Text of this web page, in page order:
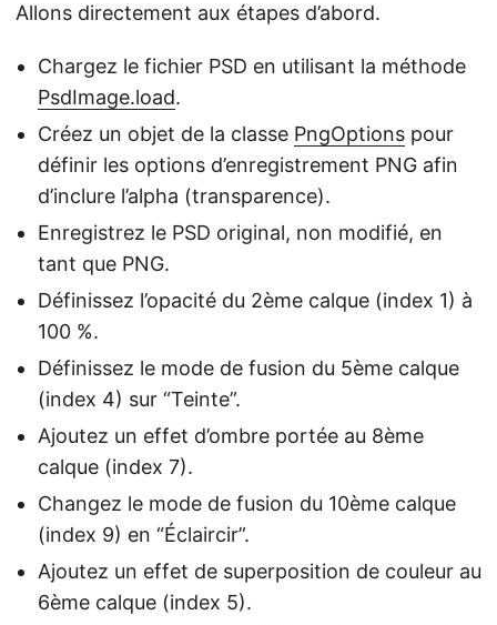
Allons directement aux étapes d’abord.
Chargez le fichier PSD en utilisant la méthode
PsdImage.load.
Créez un objet de la classe PngOptions pour
définir les options d’enregistrement PNG afin
d’inclure l’alpha (transparence).
Enregistrez le PSD original, non modifié, en
tant que PNG.
Définissez l’opacité du 2ème calque (index 1) à
100 %.
Définissez le mode de fusion du 5ème calque
(index 4) sur “Teinte”.
Ajoutez un effet d’ombre portée au 8ème
calque (index 7).
Changez le mode de fusion du 10ème calque
(index 9) en “Éclaircir”.
Ajoutez un effet de superposition de couleur au
6ème calque (index 5).